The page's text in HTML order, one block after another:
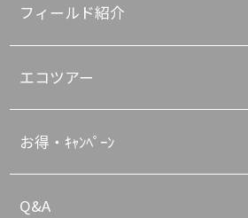
フィールド紹介
エコツアー
お得・ｷｬﾝﾍﾟｰﾝ
Q&A